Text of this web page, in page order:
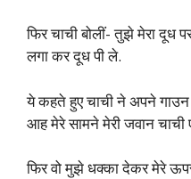
फिर चाची बोलीं- तुझे मेरा
लगा कर दूध पी ले.
ये कहते हुए चाची ने अपने
आह मेरे सामने मेरी जवान चाची
फिर वो मुझे धक्का देकर मेरे